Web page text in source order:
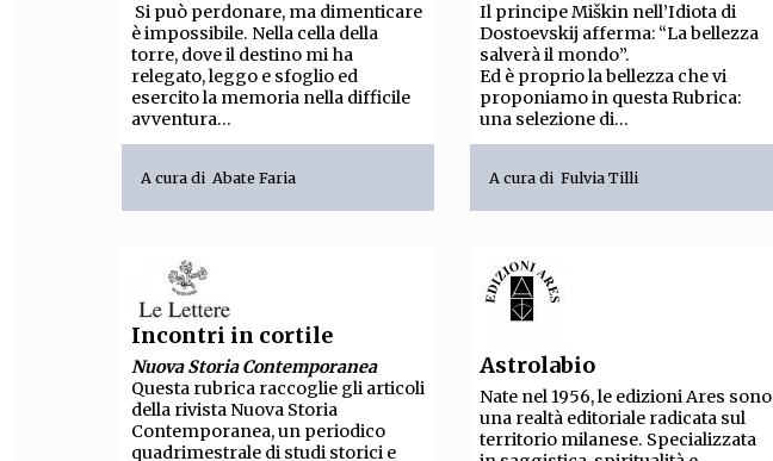
Si può perdonare, ma dimenticare
è impossibile. Nella cella della
torre, dove il destino mi ha
relegato, leggo e sfoglio ed
esercito la memoria nella difficile
avventura...
A cura di Abate Faria
Il principe Miškin nell’Idiota di
Dostoevskij afferma: “La bellezza
salverà il mondo”.
Ed è proprio la bellezza che vi
proponiamo in questa Rubrica:
una selezione di...
A cura diFulvia Tilli
Incontri in cortile
Nuova Storia Contemporanea
Questa rubrica raccoglie gli articoli
della rivista Nuova Storia
Contemporanea, un periodico
quadrimestrale di studi storici e
Astrolabio
Nate nel 1956, le edizioni Ares sono
una realtà editoriale radicata sul
territorio milanese. Specializzata